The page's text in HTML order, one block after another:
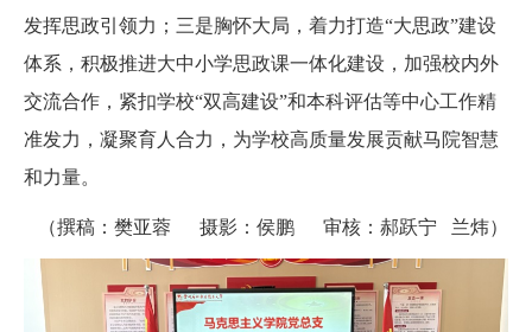
发挥思政引领力；三是胸怀大局，着力打造“大思政”建设
体系，积极推进大中小学思政课一体化建设，加强校内外
交流合作，紧扣学校“双高建设”和本科评估等中心工作精
准发力，凝聚育人合力，为学校高质量发展贡献马院智慧
和力量。
（撰稿：樊亚蓉 摄影：侯鹏 审核：郝跃宁 兰炜）